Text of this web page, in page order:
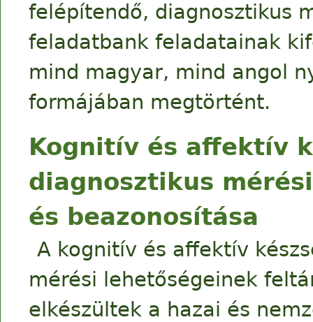
felépítendő, diagnosztikus
feladatbank feladatainak
mind magyar, mind angol
formájában megtörtént.
Kognitív és affektív
diagnosztikus
és beazonosítása
A kognitív és affektív
mérési lehetőségeinek
elkészültek a hazai és